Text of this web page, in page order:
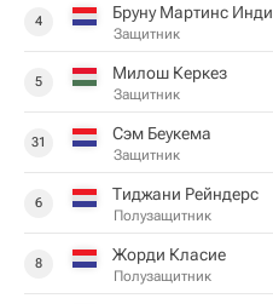
4 Бруну Мартинс Инди
Защитник
5 Милош Керкез
Защитник
31 Сэм Беукема
Защитник
6 Тиджани Рейндерс
Полузащитник
8 Жорди Класие
Полузащитник